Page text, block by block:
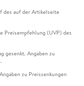
des auf der Artikelseite
Preisempfehlung (UVP) des
gesenkt. Angaben zu
zu Preissenkungen